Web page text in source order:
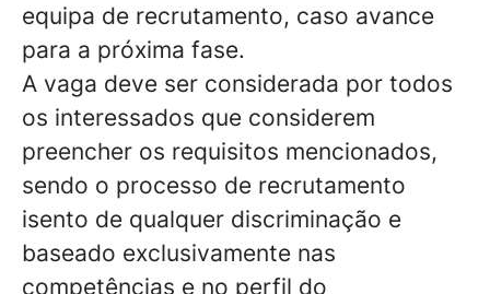
equipa de recrutamento, caso avance
para a próxima fase.
A vaga deve ser considerada por todos
os interessados que considerem
preencher os requisitos mencionados,
sendo o processo de recrutamento
isento de qualquer discriminação e
baseado exclusivamente nas
competências e no perfil do